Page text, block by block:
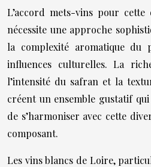
L’accord mets-vins pour
nécessite une approche
la complexité aromatique du
influences culturelles. La
l’intensité du safran et la
créent un ensemble gustatif
de s’harmoniser avec cette
composant.
Les vins blancs de Loire,